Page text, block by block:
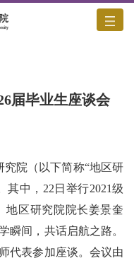
届毕业生座谈会
究院（以下简称“地区研
其中，22日举行2021级
地区研究院院长姜景奎
瞬间，共话启航之路。
代表参加座谈。会议由